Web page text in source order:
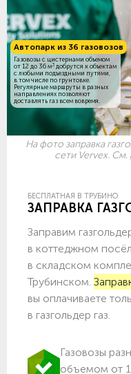
Автопарк из 36 газовозов
Газовозы с цистернами объемом
от 12 до 36 м3 добрутся к объектам
c любыми подъездными путями,
в том числе по грунтовке.
Регулярные маршруты в разных
направлениях позволяют
доставлять газ всем вовремя.
На фото заправка
сети Vervex. См.
БЕСПЛАТНАЯ В ТРУБИНО
ЗАПРАВКА
Заправим
в коттеджном
в складском
Трубинском.
вы оплачиваете
в газгольдер газ.
Газовозы
объемом от